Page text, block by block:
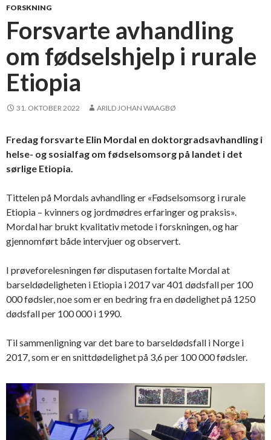
FORSKNING
Forsvarte avhandling
om fødselshjelp i rurale
Etiopia
31. OKTOBER 2022 ARILD JOHAN WAAGBØ
Fredag forsvarte Elin Mordal en doktorgradsavhandling i
helse- og sosialfag om fødselsomsorg på landet i det
sørlige Etiopia.
Tittelen på Mordals avhandling er «Fødselsomsorg i rurale
Etiopia – kvinners og jordmødres erfaringer og praksis».
Mordal har brukt kvalitativ metode i forskningen, og har
gjennomført både intervjuer og observert.
I prøveforelesningen før disputasen fortalte Mordal at
barseldødeligheten i Etiopia i 2017 var 401 dødsfall per 100
000 fødsler, noe som er en bedring fra en dødelighet på 1250
dødsfall per 100 000 i 1990.
Til sammenligning var det bare to barseldødsfall i Norge i
2017, som er en snittdødelighet på 3,6 per 100 000 fødsler.